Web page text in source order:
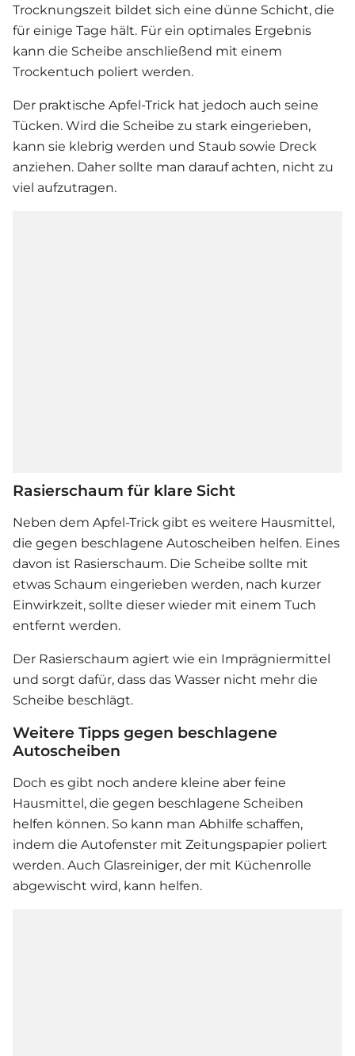
Trocknungszeit bildet sich eine dünne Schicht, die
für einige Tage hält. Für ein optimales Ergebnis
kann die Scheibe anschließend mit einem
Trockentuch poliert werden.
Der praktische Apfel-Trick hat jedoch auch seine
Tücken. Wird die Scheibe zu stark eingerieben,
kann sie klebrig werden und Staub sowie Dreck
anziehen. Daher sollte man darauf achten, nicht zu
viel aufzutragen.
Rasierschaum für klare Sicht
Neben dem Apfel-Trick gibt es weitere Hausmittel,
die gegen beschlagene Autoscheiben helfen. Eines
davon ist Rasierschaum. Die Scheibe sollte mit
etwas Schaum eingerieben werden, nach kurzer
Einwirkzeit, sollte dieser wieder mit einem Tuch
entfernt werden.
Der Rasierschaum agiert wie ein Imprägniermittel
und sorgt dafür, dass das Wasser nicht mehr die
Scheibe beschlägt.
Weitere Tipps gegen beschlagene
Autoscheiben
Doch es gibt noch andere kleine aber feine
Hausmittel, die gegen beschlagene Scheiben
helfen können. So kann man Abhilfe schaffen,
indem die Autofenster mit Zeitungspapier poliert
werden. Auch Glasreiniger, der mit Küchenrolle
abgewischt wird, kann helfen.